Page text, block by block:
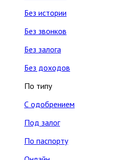
Без истории
Без звонков
Без залога
Без доходов
По типу
С одобрением
Под залог
По паспорту